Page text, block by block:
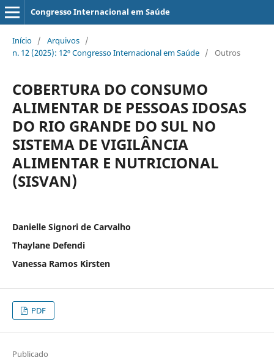
Congresso Internacional em Saúde
Início / Arquivos /
n. 12 (2025): 12º Congresso Internacional em Saúde / Outros
COBERTURA DO CONSUMO
ALIMENTAR DE PESSOAS IDOSAS
DO RIO GRANDE DO SUL NO
SISTEMA DE VIGILÂNCIA
ALIMENTAR E NUTRICIONAL
(SISVAN)
Danielle Signori de Carvalho
Thaylane Defendi
Vanessa Ramos Kirsten
PDF
Publicado